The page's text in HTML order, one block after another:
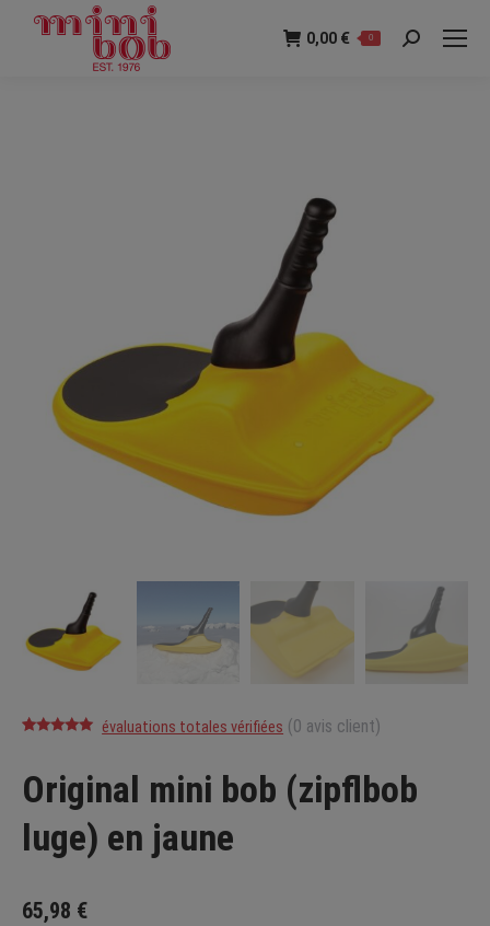
0,00 € 0
Recherche
Original mini bob (zipflbob
luge) en jaune
65,98 €
sur
notations
évaluations totales vérifiées (0 avis client)